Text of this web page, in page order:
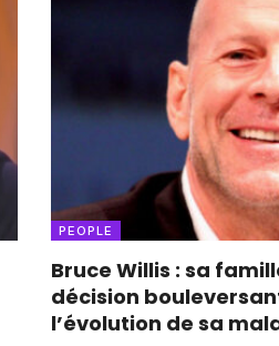
PEOPLE
Bruce Willis : sa
décision
l’évolution de sa